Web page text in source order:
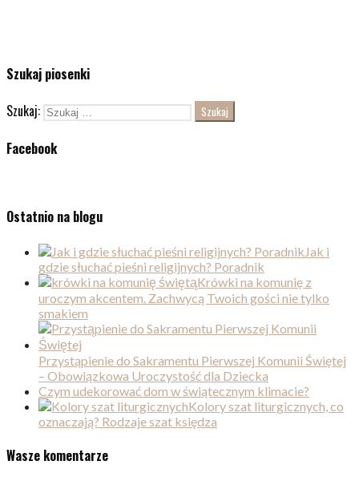
Szukaj piosenki
Szukaj:
Facebook
Ostatnio na blogu
Jak i
gdzie słuchać pieśni religijnych? Poradnik
Krówki na komunię z
uroczym akcentem. Zachwycą Twoich gości nie tylko
smakiem
Przystąpienie do Sakramentu Pierwszej Komunii Świętej
– Obowiązkowa Uroczystość dla Dziecka
Czym udekorować dom w świątecznym klimacie?
Kolory szat liturgicznych, co
oznaczają? Rodzaje szat księdza
Wasze komentarze